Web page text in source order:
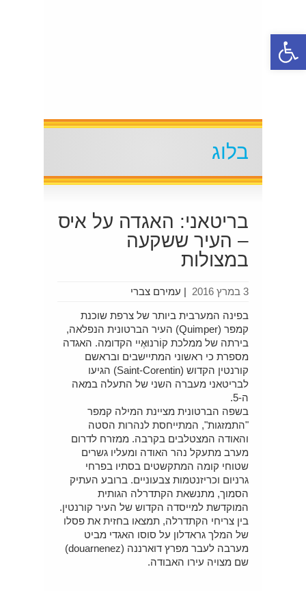
בלוג
בריטאני: האגדה על איס
– העיר ששקעה
במצולות
עמירם צברי | 3 במרץ 2016
בפינה המערבית ביותר של צרפת שוכנת
קמפר (Quimper) העיר הברטונית הנפלאה,
בירתה של ממלכת קוֹרנוּאֶיי הקדומה. האגדה
מספרת כי ראשוני המתיישבים ובראשם
קורנטין הקדוש (Saint-Corentin) הגיעו
לבריטאני מעברה השני של התעלה במאה
ה-5.
בשפה הברטונית מציינת המילה קמפר
"התמזגות", המתייחסת לנהרות הסטה
והאודה המצטלבים בקרבה. ממזרח לדרום
מערב מתעקל נהר האודה ומעליו גשרים
שטוחי קומה המתקשטים בסתיו בפרחי
גרניום וכריזנטמות צבעוניים. ברובע העתיק
הסמוך, מתנשאת הקתדרלה הגותית
המוקדשת למייסדה הקדוש של העיר קורנטין.
בין צריחי הקתדרלה, תמצאו בחזית את פסלו
של המלך גראדלון על סוסו האגדי מביט
מערבה לעבר מפרץ דוארננה (douarnenez‬‏)
שם מצויה עירו האבודה.
פתח סרגל נגישות